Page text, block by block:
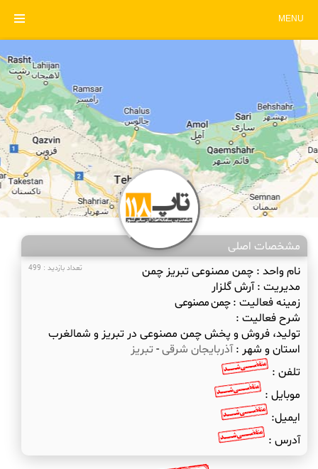
MENU
مشخصات اصلی
تعداد بازدید : 499 نام واحد :چمن مصنوعی تبریز چمن
مدیریت :آرش گلزار
زمینه فعالیت :چمن مصنوعی
شرح فعالیت :
تولید، فروش و پخش چمن مصنوعی در تبریز و شمالغرب
استان و شهر :آذربایجان شرقی- تبریز
تلفن :
موبایل :
ایمیل:
آدرس :